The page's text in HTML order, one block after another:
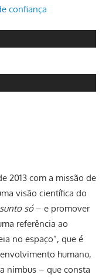
confiança
2013 com a missão de
visão científica do
só– e promover
referência ao
no espaço”, que é
humano,
nimbus – que consta